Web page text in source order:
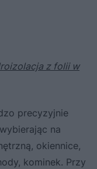
z folii w
precyzyjnie
na
okiennice,
kominek. Przy